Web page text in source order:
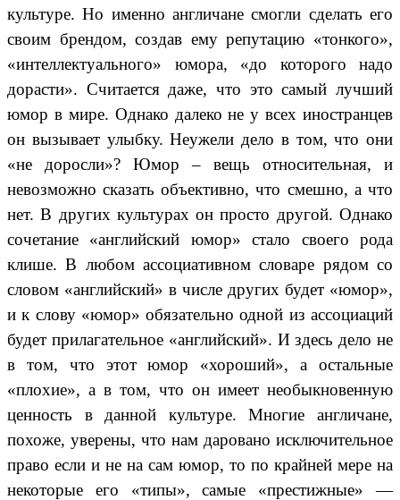
культуре. Но именно англичане смогли сделать его
своим брендом, создав ему репутацию «тонкого»,
«интеллектуального» юмора, «до которого надо
дорасти». Считается даже, что это самый лучший
юмор в мире. Однако далеко не у всех иностранцев
он вызывает улыбку. Неужели дело в том, что они
«не доросли»? Юмор – вещь относительная, и
невозможно сказать объективно, что смешно, а что
нет. В других культурах он просто другой. Однако
сочетание «английский юмор» стало своего рода
клише. В любом ассоциативном словаре рядом со
словом «английский» в числе других будет «юмор»,
и к слову «юмор» обязательно одной из ассоциаций
будет прилагательное «английский». И здесь дело не
в том, что этот юмор «хороший», а остальные
«плохие», а в том, что он имеет необыкновенную
ценность в данной культуре. Многие англичане,
похоже, уверены, что нам даровано исключительное
право если и не на сам юмор, то по крайней мере на
некоторые его «типы», самые «престижные» —